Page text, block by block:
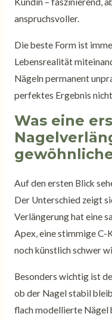
anspruchsvoller.
Die beste Form ist
Lebensrealität
Nägeln permanent
perfektes Ergebnis
Was eine
Auf den ersten Blick
Der Unterschied zeigt
Verlängerung hat eine
Apex, eine stimmige C-
noch künstlich schwer
Besonders wichtig ist
ob der Nagel stabil
flach modellierte Nägel